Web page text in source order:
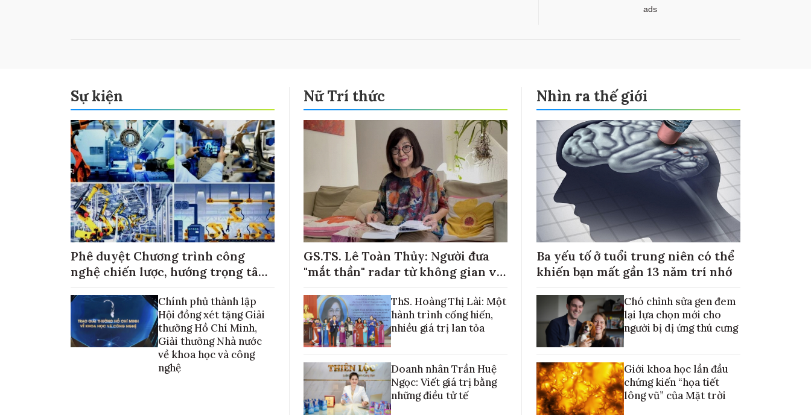
ads
Sự kiện
Phê duyệt Chương trình công
nghệ chiến lược, hướng trọng tâm
Chính phủ thành lập
Hội đồng xét tặng Giải
thưởng Hồ Chí Minh,
Giải thưởng Nhà nước
về khoa học và công
nghệ
Nữ Trí thức
GS.TS. Lê Toàn Thủy: Người đưa
"mắt thần" radar từ không gian về
ThS. Hoàng Thị Lài: Một
hành trình cống hiến,
nhiều giá trị lan tỏa
Doanh nhân Trần Huệ
Ngọc: Viết giá trị bằng
những điều tử tế
Nhìn ra thế giới
Ba yếu tố ở tuổi trung niên có thể
khiến bạn mất gần 13 năm trí nhớ
Chó chỉnh sửa gen đem
lại lựa chọn mới cho
người bị dị ứng thú cưng
Giới khoa học lần đầu
chứng kiến “họa tiết
lông vũ” của Mặt trời